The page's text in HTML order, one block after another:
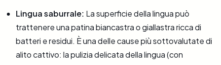
Lingua saburrale: La superficie della lingua può
trattenere una patina biancastra o giallastra ricca di
batteri e residui. È una delle cause più sottovalutate di
alito cattivo: la pulizia delicata della lingua (con